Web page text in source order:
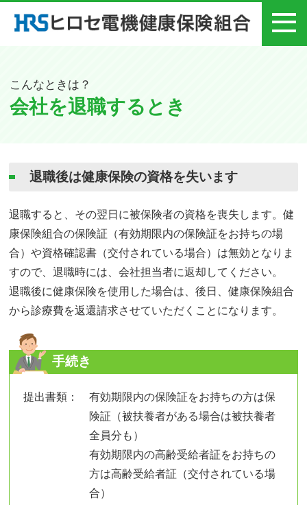
こんなときは？
会社を退職するとき
退職後は健康保険の資格を失います
退職すると、その翌日に被保険者の資格を喪失します。健
康保険組合の保険証（有効期限内の保険証をお持ちの場
合）や資格確認書（交付されている場合）は無効となりま
すので、退職時には、会社担当者に返却してください。
退職後に健康保険を使用した場合は、後日、健康保険組合
から診療費を返還請求させていただくことになります。
手続き
提出書類：
有効期限内の保険証をお持ちの方は保
険証（被扶養者がある場合は被扶養者
全員分も）
有効期限内の高齢受給者証をお持ちの
方は高齢受給者証（交付されている場
合）